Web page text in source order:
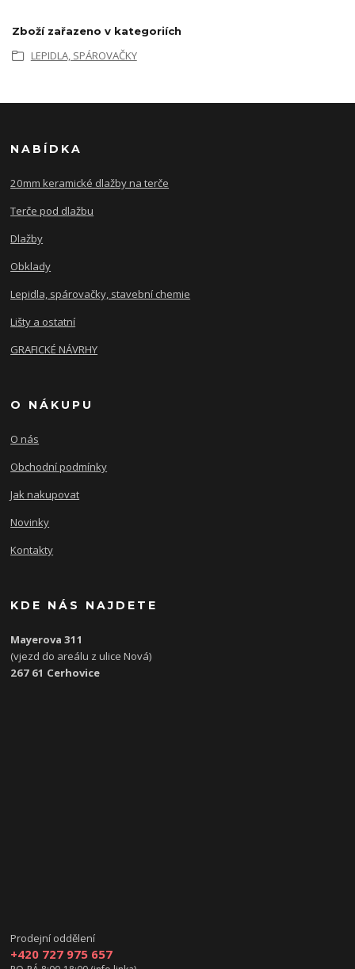
Zboží zařazeno v kategoriích
LEPIDLA, SPÁROVAČKY
NABÍDKA
20mm keramické dlažby na terče
Terče pod dlažbu
Dlažby
Obklady
Lepidla, spárovačky, stavební chemie
Lišty a ostatní
GRAFICKÉ NÁVRHY
O NÁKUPU
O nás
Obchodní podmínky
Jak nakupovat
Novinky
Kontakty
KDE NÁS NAJDETE
Mayerova 311
(vjezd do areálu z ulice Nová)
267 61 Cerhovice
Prodejní oddělení
+420 727 975 657